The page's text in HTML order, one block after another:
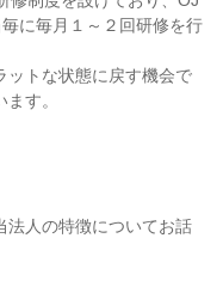
に毎月１～２回研修を行
ットな状態に戻す機会で
す。
人の特徴についてお話